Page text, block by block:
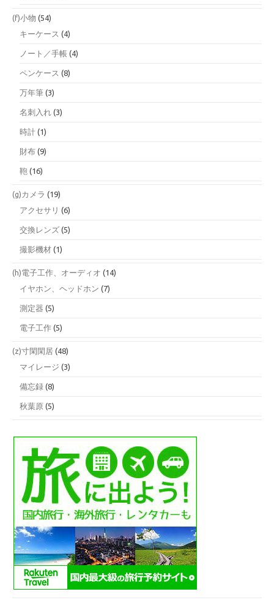
(f)小物 (54)
キーケース (4)
ノート／手帳 (4)
ペンケース (8)
万年筆 (3)
名刺入れ (3)
時計 (1)
財布 (9)
鞄 (16)
(g)カメラ (19)
アクセサリ (6)
交換レンズ (5)
撮影機材 (1)
(h)電子工作、オーディオ (14)
イヤホン、ヘッドホン (7)
測定器 (5)
電子工作 (5)
(z)寸閑閑居 (48)
マイレージ (3)
備忘録 (8)
秋葉原 (5)